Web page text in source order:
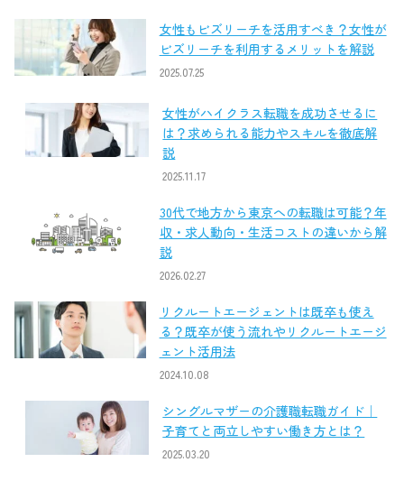
女性もビズリーチを活用すべき？女性が
ビズリーチを利用するメリットを解説
2025.07.25
女性がハイクラス転職を成功させるに
は？求められる能力やスキルを徹底解
説
2025.11.17
30代で地方から東京への転職は可能？年
収・求人動向・生活コストの違いから解
説
2026.02.27
リクルートエージェントは既卒も使え
る？既卒が使う流れやリクルートエージ
ェント活用法
2024.10.08
シングルマザーの介護職転職ガイド｜
子育てと両立しやすい働き方とは？
2025.03.20